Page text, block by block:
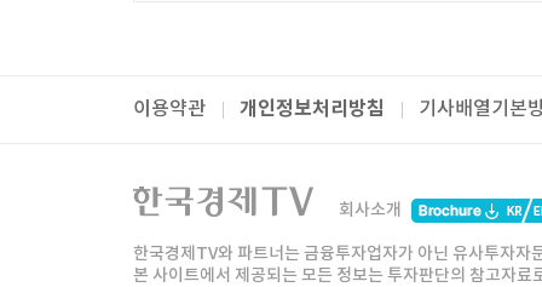
이용약관 개인정보처리방침 기사배열기본
패밀리사이트
한국경제TV
한경미디어그룹 한국경제신문 한국경제
회사소개
한국경제TV와 파트너는 금융투자업자가 아닌 유사투자
본 사이트에서 제공되는 모든 정보는 투자판단의 참고자